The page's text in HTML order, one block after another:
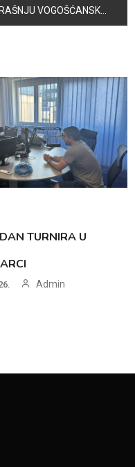
VOGOŠĆANSKU PETICU
TURNIRA U
Admin